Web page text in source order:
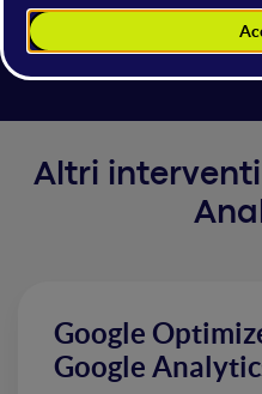
risultati e le
acquisizione.
Altri
Google
Google